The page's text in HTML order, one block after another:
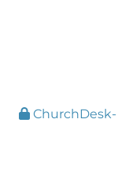
ChurchDesk-